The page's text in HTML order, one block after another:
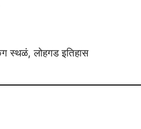
स्थळं, लोहगड इतिहास